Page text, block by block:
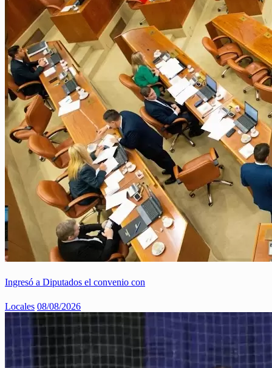
Ingresó a Diputados el convenio con
Locales 08/08/2026